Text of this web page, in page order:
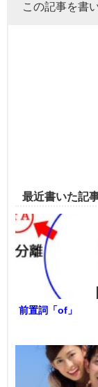
この記事を書
最近書いた記
前置詞「of」